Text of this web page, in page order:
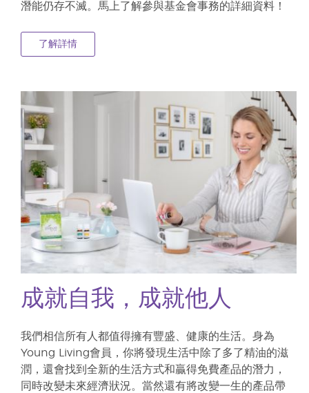
潛能仍存不滅。馬上了解參與基金會事務的詳細資料！
了解詳情
成就自我，成就他人
我們相信所有人都值得擁有豐盛、健康的生活。身為
Young Living會員，你將發現生活中除了多了精油的滋
潤，還會找到全新的生活方式和贏得免費產品的潛力，
同時改變未來經濟狀況。當然還有將改變一生的產品帶